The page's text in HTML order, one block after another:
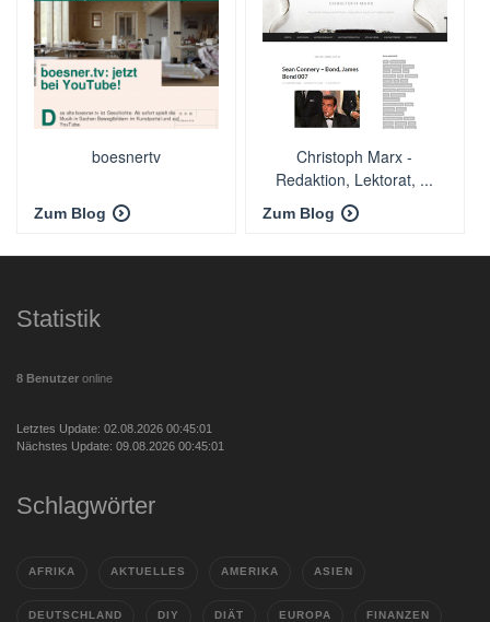
boesnertv
Zum Blog
Christoph Marx -
Redaktion, Lektorat, ...
Zum Blog
Statistik
8 Benutzer online
Letztes Update: 02.08.2026 00:45:01
Nächstes Update: 09.08.2026 00:45:01
Schlagwörter
AFRIKA AKTUELLES AMERIKA ASIEN
DEUTSCHLAND DIY DIÄT EUROPA FINANZEN